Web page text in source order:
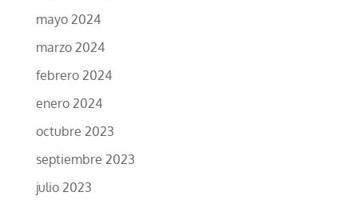
mayo 2024
marzo 2024
febrero 2024
enero 2024
octubre 2023
septiembre 2023
julio 2023